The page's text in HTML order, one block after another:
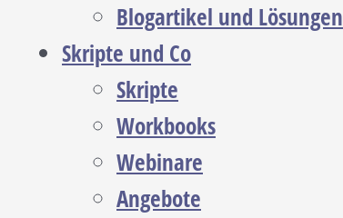
Blogartikel und Lösungen
Skripte und Co
Skripte
Workbooks
Webinare
Angebote